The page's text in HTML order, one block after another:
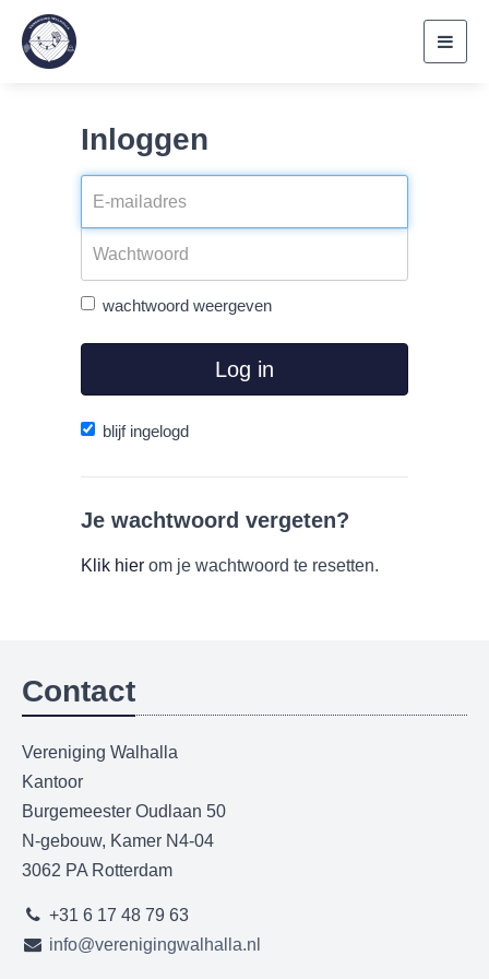
Inloggen
wachtwoord weergeven
Log in
blijf ingelogd
Je wachtwoord vergeten?
Klik hier om je wachtwoord te resetten.
Contact
Vereniging Walhalla
Kantoor
Burgemeester Oudlaan 50
N-gebouw, Kamer N4-04
3062 PA Rotterdam
+31 6 17 48 79 63
info@verenigingwalhalla.nl